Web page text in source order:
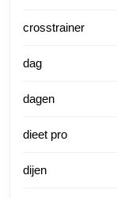
crosstrainer
dag
dagen
dieet pro
dijen